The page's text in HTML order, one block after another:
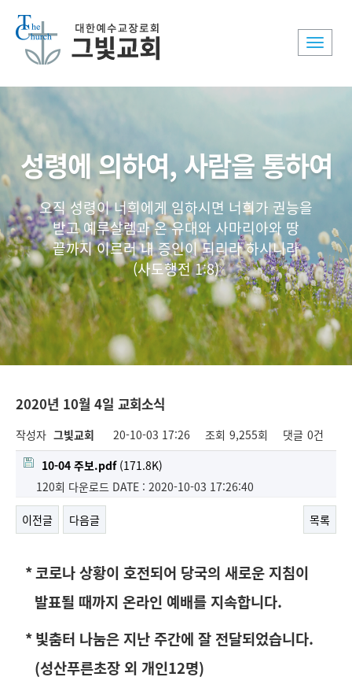
Toggle
성령에 의하여, 사람을 통하여
오직 성령이 너희에게 임하시면 너희가 권능을
받고 예루살렘과 온 유대와 사마리아와 땅
끝까지 이르러 내 증인이 되리라 하시니라
(사도행전 1:8)
2020년 10월 4일 교회소식
작성자 그빛교회 20-10-03 17:26 조회 9,255회 댓글 0건
10-04 주보.pdf(171.8K)
120회 다운로드 DATE : 2020-10-03 17:26:40
이전글 다음글 목록
*코로나 상황이 호전되어 당국의 새로운 지침이
발표될 때까지 온라인 예배를 지속합니다.
*빛춤터 나눔은 지난 주간에 잘 전달되었습니다.
(성산푸른초장 외 개인12명)